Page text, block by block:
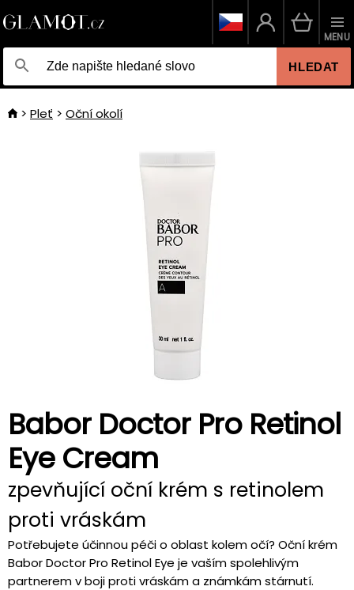
HLEDAT
MENU
Pleť Oční okolí
Babor Doctor Pro Retinol
Eye Cream
zpevňující oční krém s retinolem
proti vráskám
Potřebujete účinnou péči o oblast kolem očí? Oční krém
Babor Doctor Pro Retinol Eye je vaším spolehlivým
partnerem v boji proti vráskám a známkám stárnutí.